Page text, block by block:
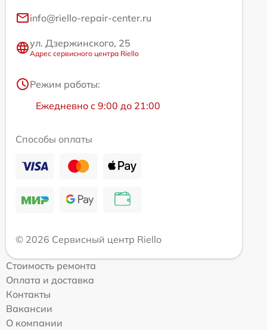
info@riello-repair-center.ru
ул. Дзержинского, 25
Адрес сервисного центра Riello
Режим работы:
Ежедневно с 9:00 до 21:00
Способы оплаты
© 2026 Сервисный центр Riello
Стоимость ремонта
Оплата и доставка
Контакты
Вакансии
О компании